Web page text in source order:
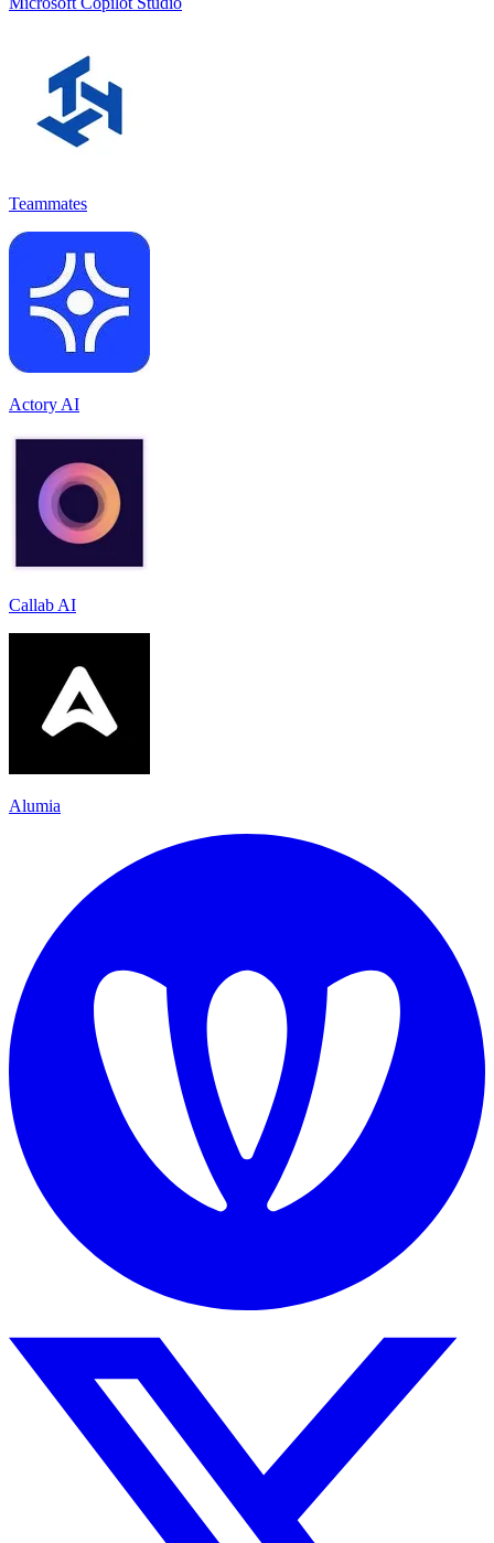
Teammates
Actory AI
Callab AI
Alumia